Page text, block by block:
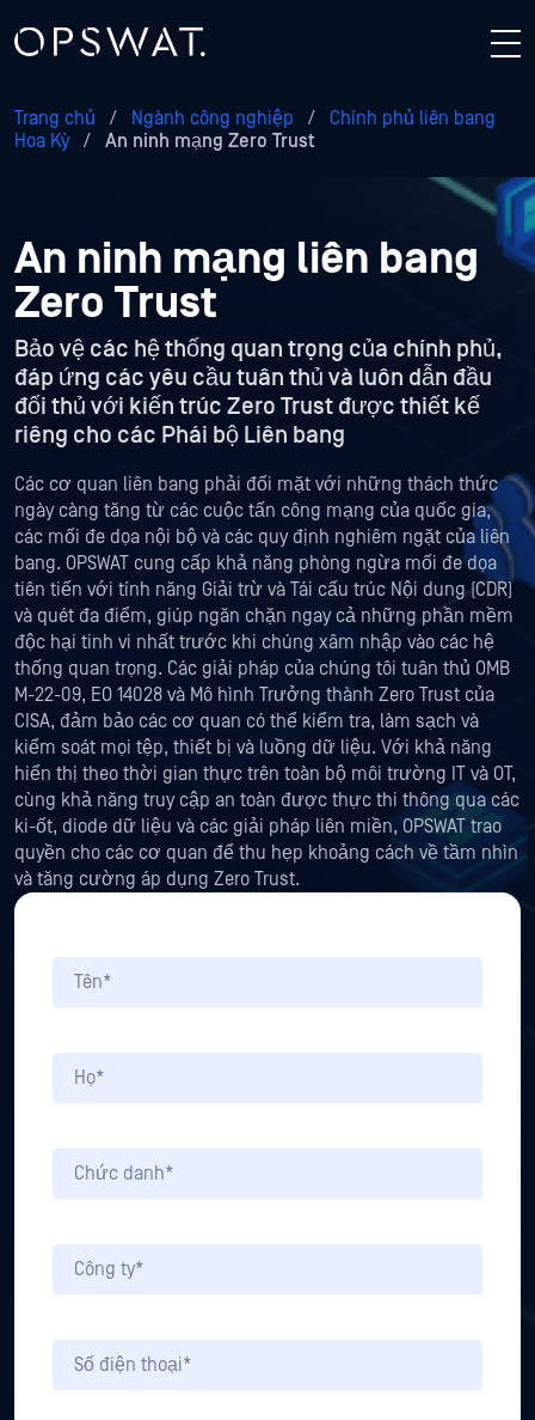
Trang chủ / Ngành công nghiệp /
Chính phủ liên bang
Hoa Kỳ
/ An ninh mạng Zero Trust
An ninh mạng liên bang
Zero Trust
Bảo vệ các hệ thống quan trọng của chính phủ,
đáp ứng các yêu cầu tuân thủ và luôn dẫn đầu
đối thủ với kiến trúc Zero Trust được thiết kế
riêng cho các Phái bộ Liên bang
Các cơ quan liên bang phải đối mặt với những thách thức
ngày càng tăng từ các cuộc tấn công mạng của quốc gia,
các mối đe dọa nội bộ và các quy định nghiêm ngặt của liên
bang. OPSWAT cung cấp khả năng phòng ngừa mối đe dọa
tiên tiến với tính năng Giải trừ và Tái cấu trúc Nội dung (CDR)
và quét đa điểm, giúp ngăn chặn ngay cả những phần mềm
độc hại tinh vi nhất trước khi chúng xâm nhập vào các hệ
thống quan trọng. Các giải pháp của chúng tôi tuân thủ OMB
M-22-09, EO 14028 và Mô hình Trưởng thành Zero Trust của
CISA, đảm bảo các cơ quan có thể kiểm tra, làm sạch và
kiểm soát mọi tệp, thiết bị và luồng dữ liệu. Với khả năng
hiển thị theo thời gian thực trên toàn bộ môi trường IT và OT,
cùng khả năng truy cập an toàn được thực thi thông qua các
ki-ốt, diode dữ liệu và các giải pháp liên miền, OPSWAT trao
quyền cho các cơ quan để thu hẹp khoảng cách về tầm nhìn
và tăng cường áp dụng Zero Trust.